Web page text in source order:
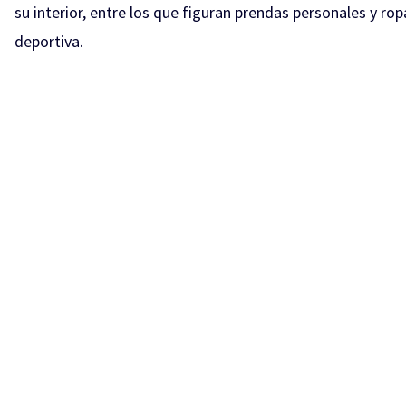
su interior, entre los que figuran prendas personales y
deportiva.